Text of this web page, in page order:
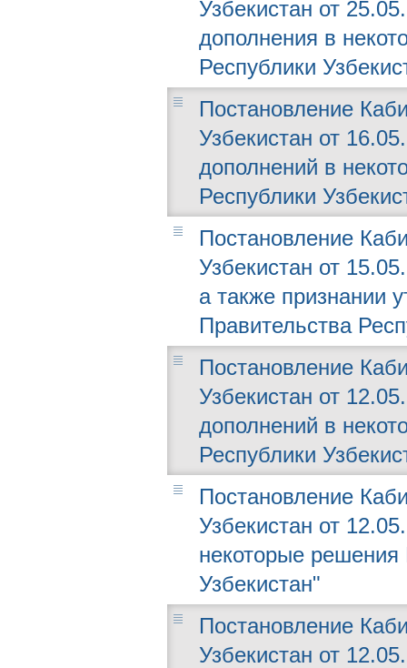
Узбекистан от
дополнения в
Республики
Постановление
Узбекистан от
дополнений в
Республики
Постановление
Узбекистан от
а также признании
Правительства
Постановление
Узбекистан от
дополнений в
Республики
Постановление
Узбекистан от
некоторые решения
Узбекистан"
Постановление
Узбекистан от